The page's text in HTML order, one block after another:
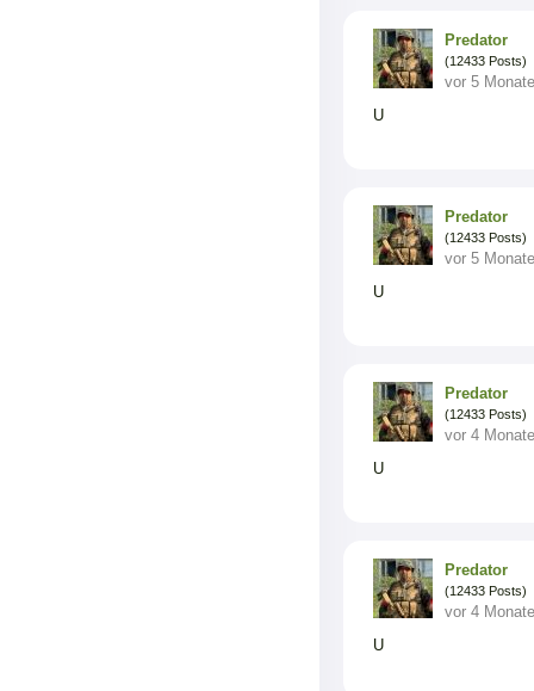
Predator
(12433 Posts)
vor 5
U
Predator
(12433 Posts)
vor 5
U
Predator
(12433 Posts)
vor 4
U
Predator
(12433 Posts)
vor 4
U